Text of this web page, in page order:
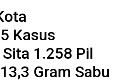
Kasus
1.258 Pil
Gram Sabu